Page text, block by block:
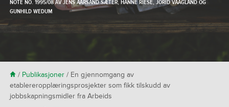
NOTE NO. 1995/08 AVJENS AARSAND SÆTER,HANNE RIESE,JORID VAAGLANDOG
GUNHILD WEDUM
H/ Publikasjoner/ En gjennomgang av
etablereropplæringsprosjekter som fikk tilskudd av
jobbskapningsmidler fra Arbeids